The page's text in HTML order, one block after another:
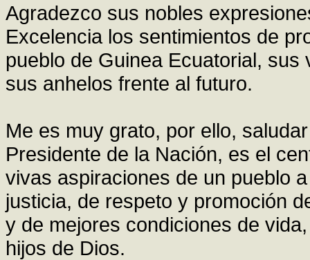
Agradezco sus nobles
Excelencia los sentimientos de
pueblo de Guinea Ecuatorial,
sus anhelos frente al futuro.
Me es muy grato, por ello,
Presidente de la Nación, es el
vivas aspiraciones de un pueblo
justicia, de respeto y promoción
y de mejores condiciones de
hijos de Dios.